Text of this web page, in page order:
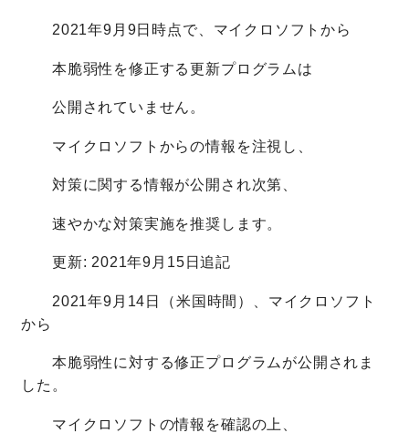
2021年9月9日時点で、マイクロソフトから
本脆弱性を修正する更新プログラムは
公開されていません。
マイクロソフトからの情報を注視し、
対策に関する情報が公開され次第、
速やかな対策実施を推奨します。
更新: 2021年9月15日追記
2021年9月14日（米国時間）、マイクロソフト
から
本脆弱性に対する修正プログラムが公開されま
した。
マイクロソフトの情報を確認の上、